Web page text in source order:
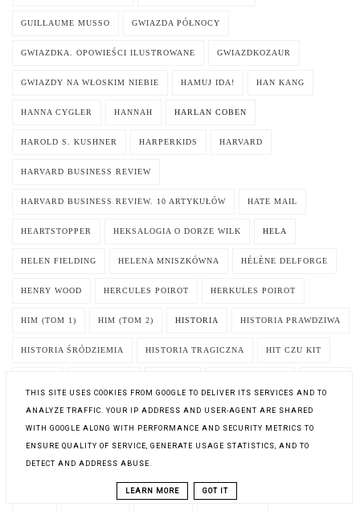
GUILLAUME MUSSO GWIAZDA PÓŁNOCY
GWIAZDKA. OPOWIEŚCI ILUSTROWANE GWIAZDKOZAUR
GWIAZDY NA WŁOSKIM NIEBIE HAMUJ IDA! HAN KANG
HANNA CYGLER HANNAH HARLAN COBEN
HAROLD S. KUSHNER HARPERKIDS HARVARD
HARVARD BUSINESS REVIEW
HARVARD BUSINESS REVIEW. 10 ARTYKUŁÓW HATE MAIL
HEARTSTOPPER HEKSALOGIA O DORZE WILK HELA
HELEN FIELDING HELENA MNISZKÓWNA HÉLÈNE DELFORGE
HENRY WOOD HERCULES POIROT HERKULES POIROT
HIM (TOM 1) HIM (TOM 2) HISTORIA HISTORIA PRAWDZIWA
HISTORIA ŚRÓDZIEMIA HISTORIA TRAGICZNA HIT CZU KIT
HUMPHREY CARPENTER HYTROŚ PRZEMYSŁAW
IDA IDĘ LULU IDIOTA
INFRÆNUM INKBOOK INSPIRACJA
THIS SITE USES COOKIES FROM GOOGLE TO DELIVER ITS SERVICES AND TO
ANALYZE TRAFFIC. YOUR IP ADDRESS AND USER-AGENT ARE SHARED
WITH GOOGLE ALONG WITH PERFORMANCE AND SECURITY METRICS TO
ENSURE QUALITY OF SERVICE, GENERATE USAGE STATISTICS, AND TO
DETECT AND ADDRESS ABUSE.
LEARN MORE GOT IT